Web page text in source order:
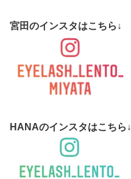
宮田のインスタはこちら↓
HANAのインスタはこちら↓